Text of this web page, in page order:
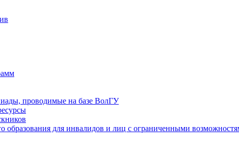
проводимые на базе ВолГУ
для инвалидов и лиц с ограниченными